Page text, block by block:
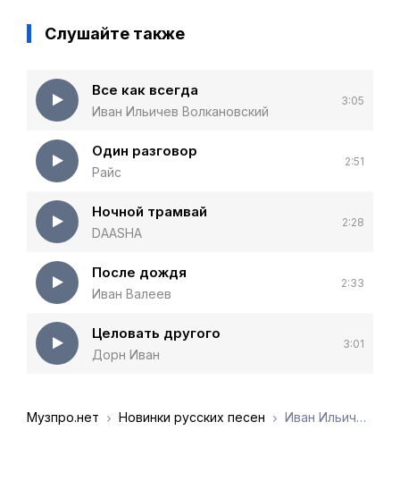
Слушайте также
Все как всегда
Иван Ильичев Волкановский
3:05
Один разговор
Райс
2:51
Ночной трамвай
DAASHA
2:28
После дождя
Иван Валеев
2:33
Целовать другого
Дорн Иван
3:01
Музпро.нет Новинки русских песен Иван Ильичёв Волкановский - Ночной разговор